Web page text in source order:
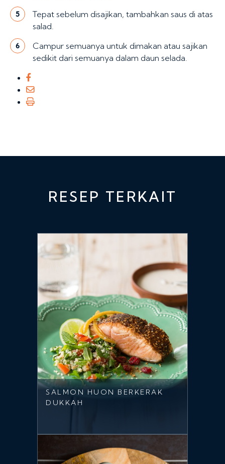
5
Tepat sebelum disajikan, tambahkan saus di atas
salad.
6
Campur semuanya untuk dimakan atau sajikan
sedikit dari semuanya dalam daun selada.
RESEP TERKAIT
SALMON HUON BERKERAK
DUKKAH